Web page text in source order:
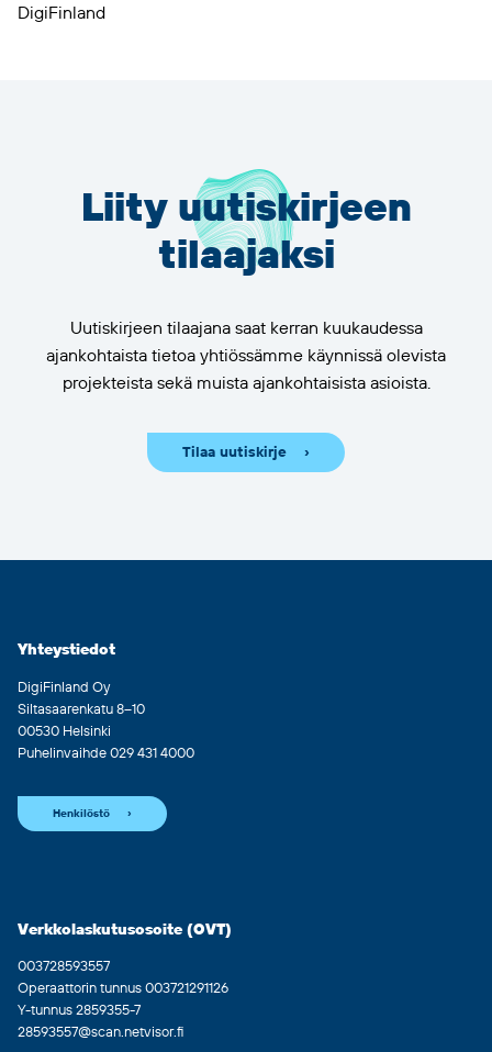
DigiFinland
Liity uutiskirjeen
tilaajaksi
Uutiskirjeen tilaajana saat kerran kuukaudessa
ajankohtaista tietoa yhtiössämme käynnissä olevista
projekteista sekä muista ajankohtaisista asioista.
Tilaa uutiskirje
Yhteystiedot
DigiFinland Oy
Siltasaarenkatu 8–10
00530 Helsinki
Puhelinvaihde 029 431 4000
Henkilöstö
Verkkolaskutusosoite (OVT)
003728593557
Operaattorin tunnus 003721291126
Y-tunnus 2859355-7
28593557@scan.netvisor.fi